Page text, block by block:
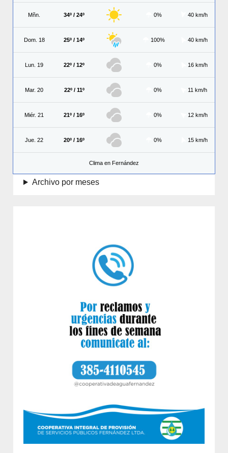
Mñn. 34º / 24º 0% 40 km/h
Dom. 18 25º / 14º 100% 40 km/h
Lun. 19 22º / 12º 0% 16 km/h
Mar. 20 22º / 11º 0% 11 km/h
Miér. 21 21º / 16º 0% 12 km/h
Jue. 22 20º / 16º 0% 15 km/h
Clima en Fernández
Archivo por meses